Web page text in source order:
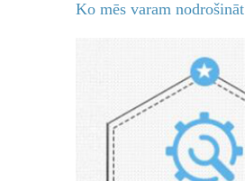
Ko mēs varam nodrošināt